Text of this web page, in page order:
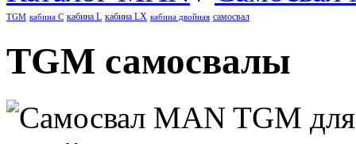
TGM кабина C кабина L кабина LX кабина двойная самосвал
TGM самосвалы